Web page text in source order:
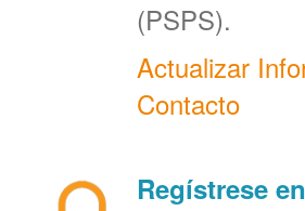
(PSPS).
Actualizar
Contacto
Regístrese